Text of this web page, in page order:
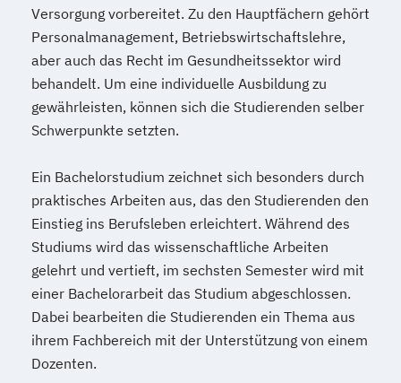
Versorgung vorbereitet. Zu den Hauptfächern gehört
Personalmanagement, Betriebswirtschaftslehre,
aber auch das Recht im Gesundheitssektor wird
behandelt. Um eine individuelle Ausbildung zu
gewährleisten, können sich die Studierenden selber
Schwerpunkte setzten.
Ein Bachelorstudium zeichnet sich besonders durch
praktisches Arbeiten aus, das den Studierenden den
Einstieg ins Berufsleben erleichtert. Während des
Studiums wird das wissenschaftliche Arbeiten
gelehrt und vertieft, im sechsten Semester wird mit
einer Bachelorarbeit das Studium abgeschlossen.
Dabei bearbeiten die Studierenden ein Thema aus
ihrem Fachbereich mit der Unterstützung von einem
Dozenten.